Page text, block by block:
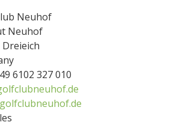
Neuhof
Neuhof
Dreieich
6102 327 010